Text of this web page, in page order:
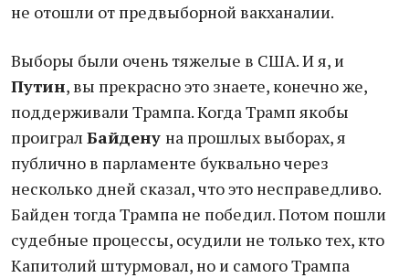
не отошли от предвыборной вакханалии.
Выборы были очень тяжелые в США. И я, и
Путин, вы прекрасно это знаете, конечно же,
поддерживали Трампа. Когда Трамп якобы
проиграл Байдену на прошлых выборах, я
публично в парламенте буквально через
несколько дней сказал, что это несправедливо.
Байден тогда Трампа не победил. Потом пошли
судебные процессы, осудили не только тех, кто
Капитолий штурмовал, но и самого Трампа